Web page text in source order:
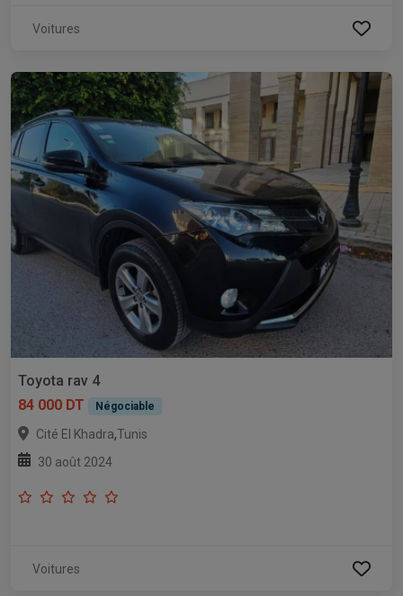
Voitures
Toyota rav 4
84 000 DT
Négociable
Cité El Khadra,Tunis
30 août 2024
Voitures